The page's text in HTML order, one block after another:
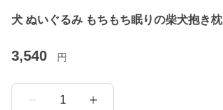
犬 ぬいぐるみ もちもち眠りの柴犬抱き枕
3,540 円
1